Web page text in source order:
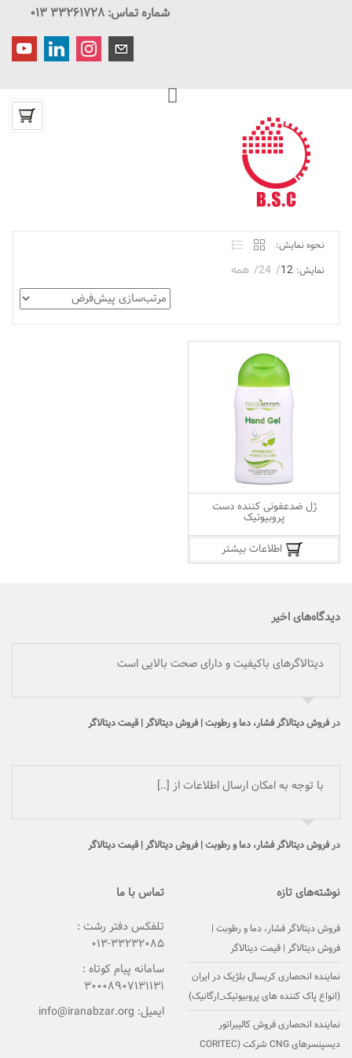
شماره تماس: ۳۳۲۶۱۷۲۸ ۰۱۳
نحوه نمایش:
نمایش: 12
24 همه
ژل ضدعفونی کننده دست
پروبیوتیک
اطلاعات بیشتر
دیدگاه‌های اخیر
دیتالاگرهای باکیفیت و دارای صحت بالایی است
درفروش دیتالاگر فشار، دما و رطوبت | فروش دیتالاگر | قیمت دیتالاگر
با توجه به امکان ارسال اطلاعات از [..]
درفروش دیتالاگر فشار، دما و رطوبت | فروش دیتالاگر | قیمت دیتالاگر
نوشته‌های تازه
فروش دیتالاگر فشار، دما و رطوبت |
فروش دیتالاگر | قیمت دیتالاگر
نماینده انحصاری کریسال بلژیک در ایران
(انواع پاک کننده های پروبیوتیک_ارگانیک)
نماینده انحصاری فروش کالیبراتور
دیسپنسرهای CNG شرکت (CORITEC
تماس با ما
تلفکس دفتر رشت :
۳۳۲۳۲۰۸۵-۰۱۳
سامانه پیام کوتاه :
۳۰۰۰۸۹۰۷۱۳۱۱۳۱
ایمیل: info@iranabzar.org